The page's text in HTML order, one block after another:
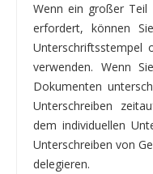
Wenn ein großer Teil
erfordert, können
Unterschriftsstempel
verwenden. Wenn
Dokumenten
Unterschreiben
dem individuellen
Unterschreiben von
delegieren.